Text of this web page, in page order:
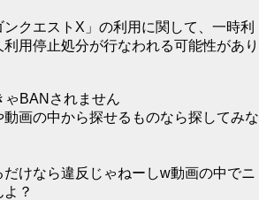
クエストX」の利用に関して、一時利
用停止処分が行なわれる可能性があり
BANされません
画の中から探せるものなら探してみな
けなら違反じゃねーしw動画の中でニ
？